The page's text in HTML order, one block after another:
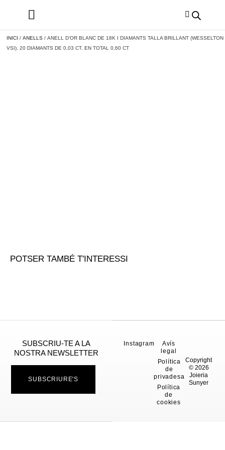
INICI / ANELLS / ANELL D’OR BLANC DE 18K I DIAMANTS TALLA BRILLANT (WESSELTON
VSI). 20 DIAMANTS DE 0,03 CT. EN TOTAL 0,60 CT
POTSER TAMBÉ T'INTERESSI
SUBSCRIU-TE A LA
NOSTRA NEWSLETTER
SUBSCRIURE'S
Copyright
© 2026
Joieria
Sunyer
Instagram
Avís
legal
Política
de
privadesa
Política
de
cookies